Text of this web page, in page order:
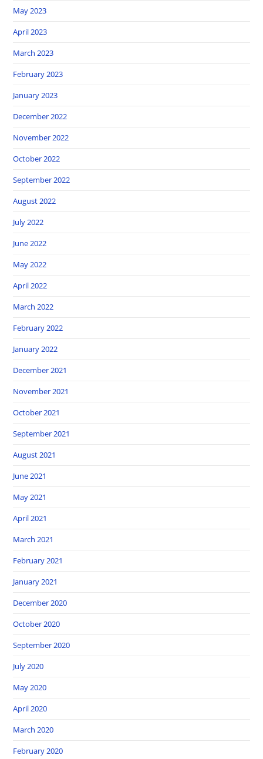
May 2023
April 2023
March 2023
February 2023
January 2023
December 2022
November 2022
October 2022
September 2022
August 2022
July 2022
June 2022
May 2022
April 2022
March 2022
February 2022
January 2022
December 2021
November 2021
October 2021
September 2021
August 2021
June 2021
May 2021
April 2021
March 2021
February 2021
January 2021
December 2020
October 2020
September 2020
July 2020
May 2020
April 2020
March 2020
February 2020